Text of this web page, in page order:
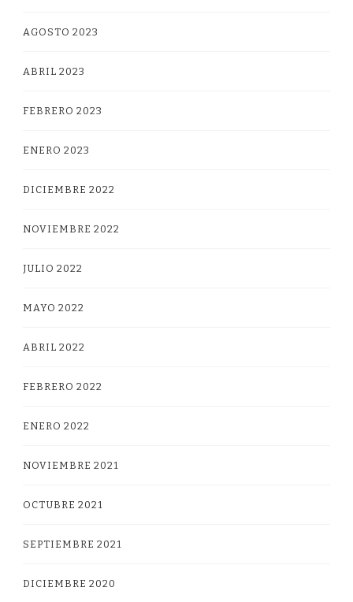
AGOSTO 2023
ABRIL 2023
FEBRERO 2023
ENERO 2023
DICIEMBRE 2022
NOVIEMBRE 2022
JULIO 2022
MAYO 2022
ABRIL 2022
FEBRERO 2022
ENERO 2022
NOVIEMBRE 2021
OCTUBRE 2021
SEPTIEMBRE 2021
DICIEMBRE 2020